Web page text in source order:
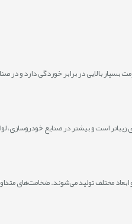
بسیار بالایی در برابر خوردگی دارد و در
است و بیشتر در صنایع خودروسازی،